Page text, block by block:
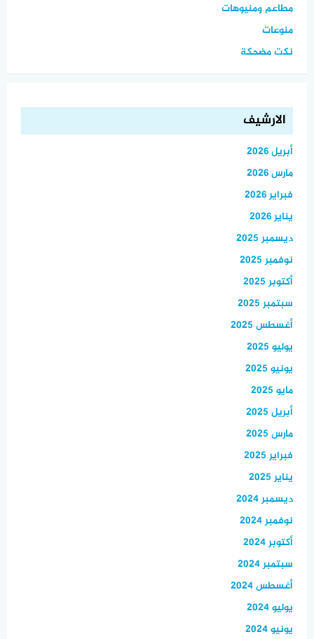
مطاعم ومنيوهات
منوعات
نكت مضحكة
الارشيف
أبريل 2026
مارس 2026
فبراير 2026
يناير 2026
ديسمبر 2025
نوفمبر 2025
أكتوبر 2025
سبتمبر 2025
أغسطس 2025
يوليو 2025
يونيو 2025
مايو 2025
أبريل 2025
مارس 2025
فبراير 2025
يناير 2025
ديسمبر 2024
نوفمبر 2024
أكتوبر 2024
سبتمبر 2024
أغسطس 2024
يوليو 2024
يونيو 2024